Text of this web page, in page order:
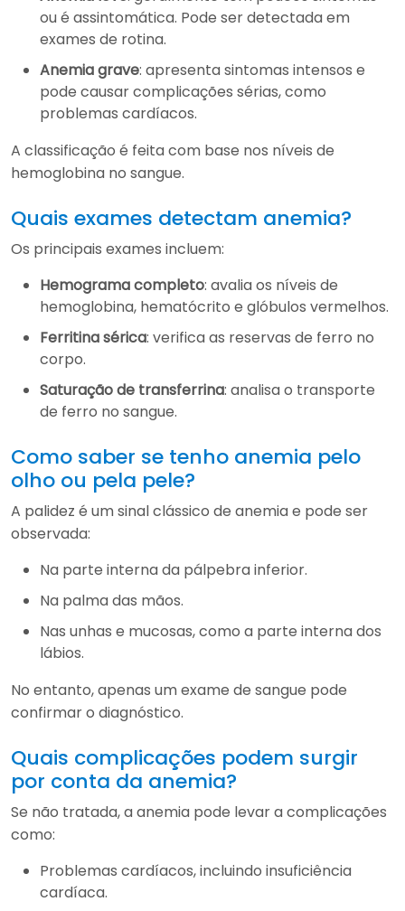
ou é assintomática. Pode ser detectada em
exames de rotina.
Anemia grave: apresenta sintomas intensos e
pode causar complicações sérias, como
problemas cardíacos.
A classificação é feita com base nos níveis de
hemoglobina no sangue.
Quais exames detectam anemia?
Os principais exames incluem:
Hemograma completo: avalia os níveis de
hemoglobina, hematócrito e glóbulos vermelhos.
Ferritina sérica: verifica as reservas de ferro no
corpo.
Saturação de transferrina: analisa o transporte
de ferro no sangue.
Como saber se tenho anemia pelo
olho ou pela pele?
A palidez é um sinal clássico de anemia e pode ser
observada:
Na parte interna da pálpebra inferior.
Na palma das mãos.
Nas unhas e mucosas, como a parte interna dos
lábios.
No entanto, apenas um exame de sangue pode
confirmar o diagnóstico.
Quais complicações podem surgir
por conta da anemia?
Se não tratada, a anemia pode levar a complicações
como:
Problemas cardíacos, incluindo insuficiência
cardíaca.